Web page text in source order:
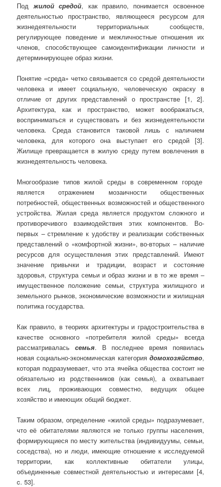
Под жилой средой, как правило, понимается освоенное
деятель­ностью пространство, являющееся ресурсом для
жизнедеятельности территориальных сообществ,
регулирующее поведение и межлич­ностные отношения их
членов, способствующее самоидентификации личности и
детерминирующее образ жизни.
Понятие «среда» четко связывается со средой деятельности
человека и имеет социальную, человеческую окраску в
отличие от других представлений о пространстве [1, 2].
Архитектура, как и пространство, может воображаться,
восприниматься и существовать и без жизнедеятельности
человека. Среда становится таковой лишь с наличием
человека, для которого она выступает его средой [3].
Жилище превращается в жилую среду путем вовлечения в
жизнедеятельность человека.
Многообразие типов жилой среды в современном городе
является отражением мозаичности общественных
потребностей, общественных возможностей и общественного
устройства. Жилая среда является продуктом сложного и
противоречивого взаимодействия этих компонентов. Во-
первых – стремление к удобству и реализации собственных
представлений о «комфортной жизни», во-вторых – наличие
ресурсов для осуществления этих представлений. Имеют
значение привычки и традиции, возраст и состояние
здоровья, структура семьи и образ жизни и в то же время –
имущественное положение семьи, структура жилищного и
земельного рынков, экономические возможности и жилищная
политика государства.
Как правило, в теориях архитектуры и градостроительства в
качестве основного «потребителя жилой среды» всегда
рассматривалась семья. В последнее время появилась
новая социально-экономическая категория домохо­зяйство,
которая подразумевает, что эта ячейка общества состоит не
обязательно из родственников (как семья), а охватывает
всех лиц, проживающих совместно, ведущих общее
хозяйство и имеющих общий бюджет.
Таким образом, определение «жилой среды» подразумевает,
что её обитателями являются не только группы населения,
формирующиеся по месту жительства (индивидуумы, семьи,
соседства), но и люди, имеющие отношение к исследуемой
территории, как коллективные обитатели улицы,
объединенные совместной деятельностью и интересами [4,
c. 53].